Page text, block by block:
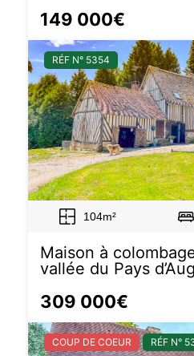
149 000€
RÉF N° 5354
104m²
Maison à
vallée du Pays
309 000€
COUP DE COEUR RÉF N°